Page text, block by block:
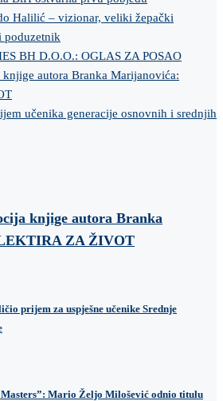
Halilić – vizionar, veliki žepački
poduzetnik
BH D.O.O.: OGLAS ZA POSAO
autora Branka Marijanovića:
učenika generacije osnovnih i srednjih
knjige autora Branka
ZA ŽIVOT
prijem za uspješne učenike Srednje
Mario Željo Milošević odnio titulu